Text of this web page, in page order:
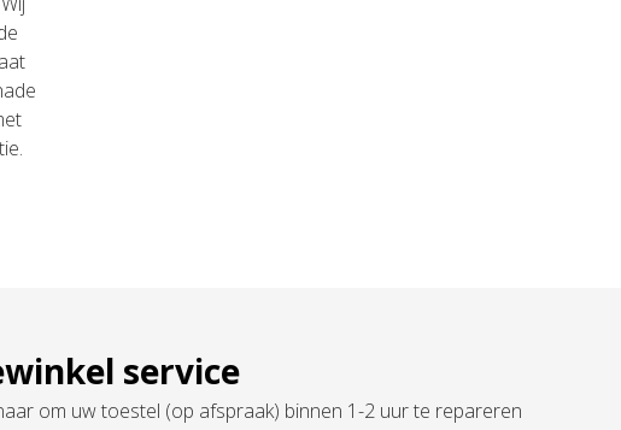
service
om uw toestel (op afspraak) binnen 1-2 uur te repareren